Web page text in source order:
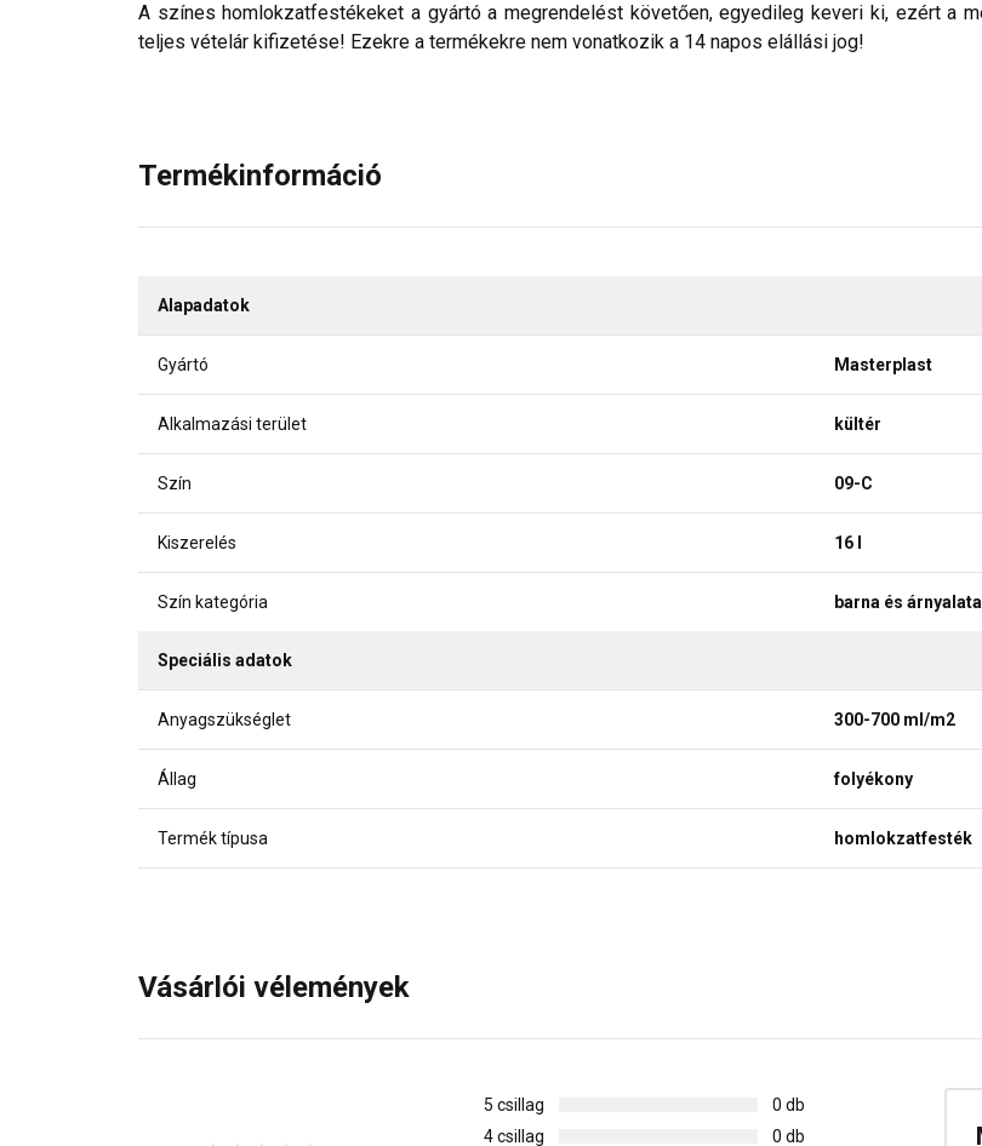
A színes homlokzatfestékeket a gyártó a megrendelést követően, egyedileg keveri ki, ezért a
teljes vételár kifizetése! Ezekre a termékekre nem vonatkozik a 14 napos elállási jog!
Termékinformáció
Alapadatok
Gyártó Masterplast
Alkalmazási terület kültér
Szín 09-C
Kiszerelés 16 l
Szín kategória barna és
Speciális adatok
Anyagszükséglet 300-700 ml/m2
Állag folyékony
Termék típusa homlokzatfesték
Vásárlói vélemények
5 csillag
0 db
4 csillag
0 db